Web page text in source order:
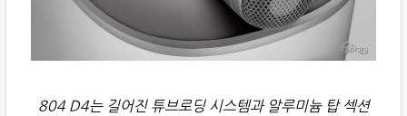
804 D4는 길어진 튜브로딩 시스템과 알루미늄 탑 섹션